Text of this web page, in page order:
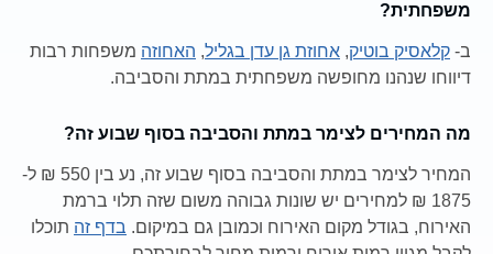
משפחתית?
ב- קלאסיק בוטיק, אחוזת גן עדן בגליל, האחוזה משפחות רבות
דיווחו שנהנו מחופשה משפחתית במתת והסביבה.
מה המחירים לצימר במתת והסביבה בסוף שבוע זה?
המחיר לצימר במתת והסביבה בסוף שבוע זה, נע בין 550 ₪ ל-
1875 ₪ למחירים יש שונות גבוהה משום שזה תלוי ברמת
האירוח, בגודל מקום האירוח וכמובן גם במיקום. בדף זה תוכלו